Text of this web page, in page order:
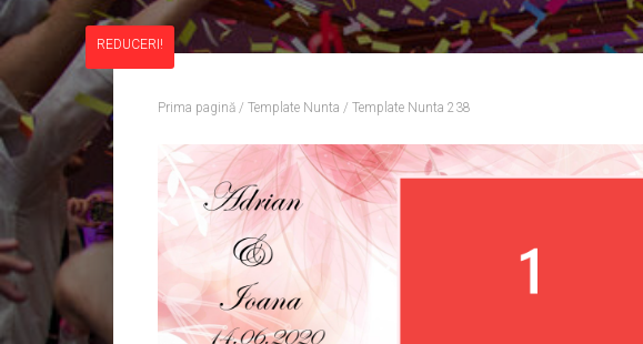
REDUCERI!
Prima pagină / Template Nunta / Template Nunta 238